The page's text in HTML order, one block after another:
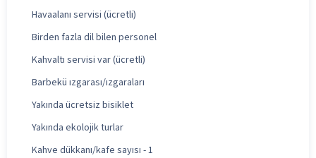
Havaalanı servisi (ücretli)
Birden fazla dil bilen personel
Kahvaltı servisi var (ücretli)
Barbekü ızgarası/ızgaraları
Yakında ücretsiz bisiklet
Yakında ekolojik turlar
Kahve dükkanı/kafe sayısı - 1